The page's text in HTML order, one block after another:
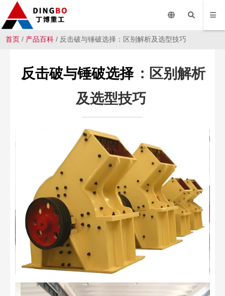
首页 / 产品百科 / 反击破与锤破选择：区别解析及选型技巧
反击破与锤破选择 ：区别解析
及选型技巧